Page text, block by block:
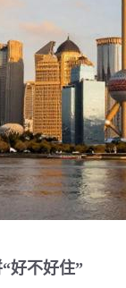
好不好住”